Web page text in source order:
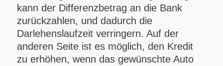
kann der Differenzbetrag an die Bank
zurückzahlen, und dadurch die
Darlehenslaufzeit verringern. Auf der
anderen Seite ist es möglich, den Kredit
zu erhöhen, wenn das gewünschte Auto